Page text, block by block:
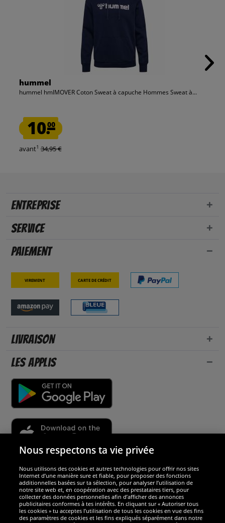
hummel
hummel hmlMOVER Coton Sweat à capuche Hommes Sweat à...
10.00
avant1 34,95 €
Entreprise
Service
Paiement
Virement Carte de crédit
Livraison
Les applis
Sécurité
Nous sommes excellents
Nous respectons ta vie privée
Nous utilisons des cookies et autres technologies pour offrir nos sites
Internet d’une manière sure et fiable, pour proposer des fonctions
additionnelles basées sur ta sélection, pour analyser l’utilisation de
notre site web et, en coopération avec des prestataires tiers, pour
collecter des données personnelles afin d’afficher des annonces
publicitaires conformes à tes intérêts. En cliquant sur « Autoriser tous
les cookies » tu acceptes l’utilisation de tous les cookies en vue des fins
des paramètres de cookies et les fins expliqués séparément dans notre